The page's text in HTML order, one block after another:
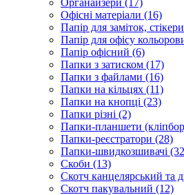
Органайзери (17)
Офісні матеріали (16)
Папір для заміток,
Папір для офісу
Папір офісний (6)
Папки з затиском (17)
Папки з файлами (16)
Папки на кільцях (11)
Папки на кнопці (23)
Папки різні (2)
Папки-планшети
Папки-реєстратори (28)
Папки-швидкозшивачі
Скоби (13)
Скотч канцелярський та
Скотч пакувальний (12)